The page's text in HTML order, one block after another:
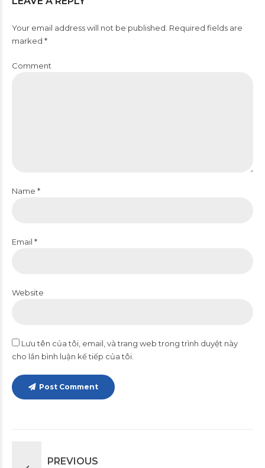
Your email address will not be published. Required fields are
marked *
Comment
Name *
Email *
Website
Lưu tên của tôi, email, và trang web trong trình duyệt này
cho lần bình luận kế tiếp của tôi.
Post Comment
PREVIOUS